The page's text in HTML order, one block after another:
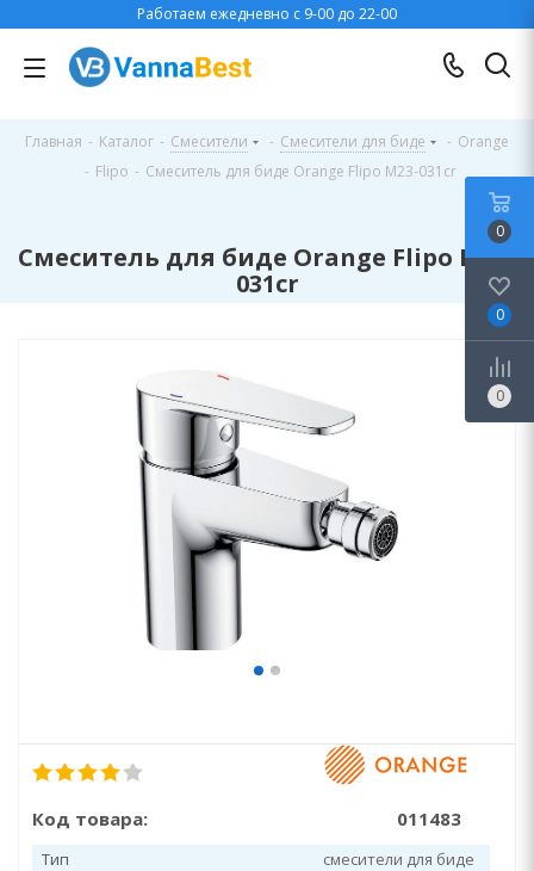
Работаем ежедневно с 9-00 до 22-00
Главная - Каталог - Смесители - Смесители для биде - Orange
- Flipo - Смеситель для биде Orange Flipo M23-031cr
Смеситель для биде Orange Flipo M23-
031cr
Код товара: 011483
Тип
смесители для биде
0
0
0